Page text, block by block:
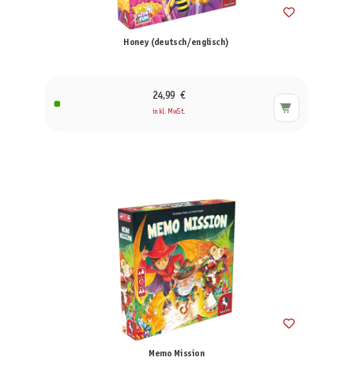
Honey (deutsch/englisch)
24,99 €
inkl. MwSt.
Memo Mission